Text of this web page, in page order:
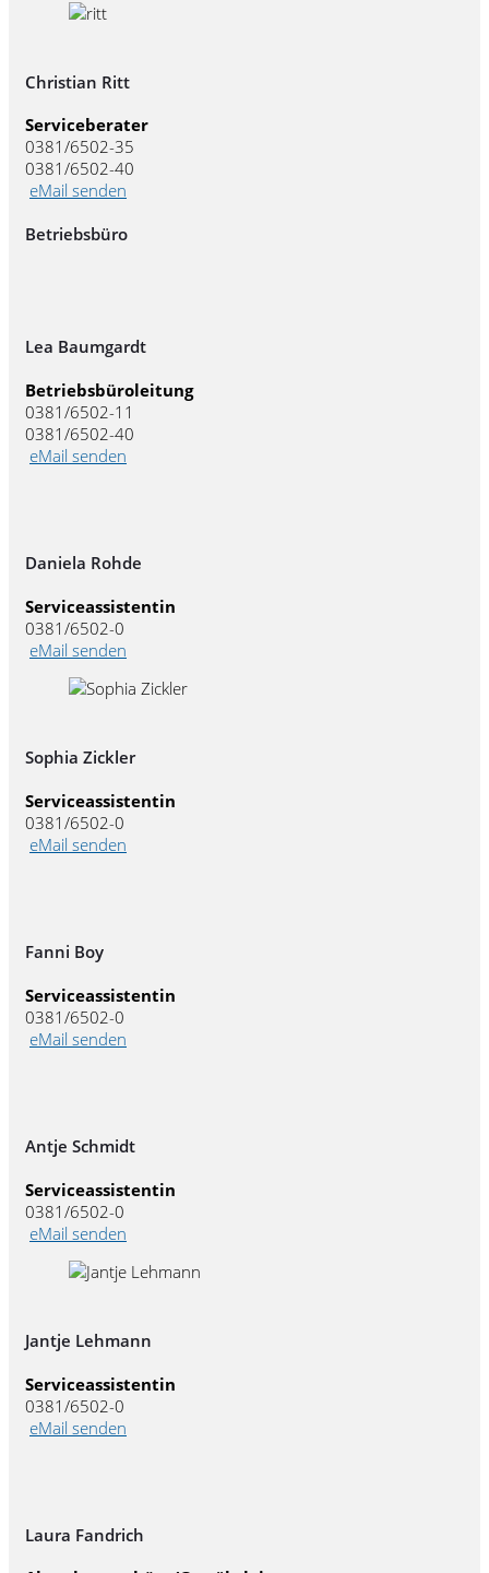
Christian Ritt
Serviceberater
0381/6502-35
0381/6502-40
eMail senden
Betriebsbüro
Lea Baumgardt
Betriebsbüroleitung
0381/6502-11
0381/6502-40
eMail senden
Daniela Rohde
Serviceassistentin
0381/6502-0
eMail senden
Sophia Zickler
Serviceassistentin
0381/6502-0
eMail senden
Fanni Boy
Serviceassistentin
0381/6502-0
eMail senden
Antje Schmidt
Serviceassistentin
0381/6502-0
eMail senden
Jantje Lehmann
Serviceassistentin
0381/6502-0
eMail senden
Laura Fandrich